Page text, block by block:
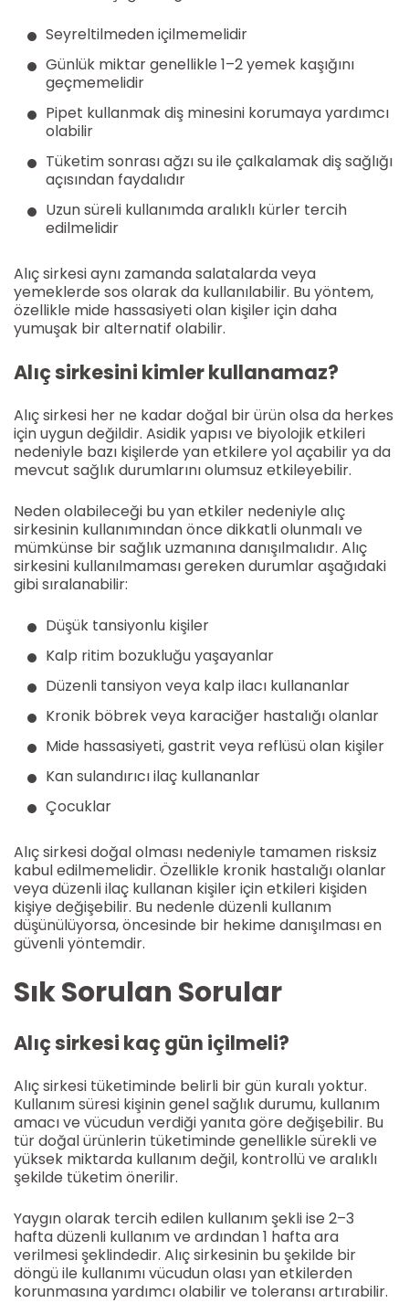
Seyreltilmeden içilmemelidir
Günlük miktar genellikle 1–2 yemek kaşığını
geçmemelidir
Pipet kullanmak diş minesini korumaya yardımcı
olabilir
Tüketim sonrası ağzı su ile çalkalamak diş sağlığı
açısından faydalıdır
Uzun süreli kullanımda aralıklı kürler tercih
edilmelidir
Alıç sirkesi aynı zamanda salatalarda veya
yemeklerde sos olarak da kullanılabilir. Bu yöntem,
özellikle mide hassasiyeti olan kişiler için daha
yumuşak bir alternatif olabilir.
Alıç sirkesini kimler kullanamaz?
Alıç sirkesi her ne kadar doğal bir ürün olsa da herkes
için uygun değildir. Asidik yapısı ve biyolojik etkileri
nedeniyle bazı kişilerde yan etkilere yol açabilir ya da
mevcut sağlık durumlarını olumsuz etkileyebilir.
Neden olabileceği bu yan etkiler nedeniyle alıç
sirkesinin kullanımından önce dikkatli olunmalı ve
mümkünse bir sağlık uzmanına danışılmalıdır. Alıç
sirkesini kullanılmaması gereken durumlar aşağıdaki
gibi sıralanabilir:
Düşük tansiyonlu kişiler
Kalp ritim bozukluğu yaşayanlar
Düzenli tansiyon veya kalp ilacı kullananlar
Kronik böbrek veya karaciğer hastalığı olanlar
Mide hassasiyeti, gastrit veya reflüsü olan kişiler
Kan sulandırıcı ilaç kullananlar
Çocuklar
Alıç sirkesi doğal olması nedeniyle tamamen risksiz
kabul edilmemelidir. Özellikle kronik hastalığı olanlar
veya düzenli ilaç kullanan kişiler için etkileri kişiden
kişiye değişebilir. Bu nedenle düzenli kullanım
düşünülüyorsa, öncesinde bir hekime danışılması en
güvenli yöntemdir.
Sık Sorulan Sorular
Alıç sirkesi kaç gün içilmeli?
Alıç sirkesi tüketiminde belirli bir gün kuralı yoktur.
Kullanım süresi kişinin genel sağlık durumu, kullanım
amacı ve vücudun verdiği yanıta göre değişebilir. Bu
tür doğal ürünlerin tüketiminde genellikle sürekli ve
yüksek miktarda kullanım değil, kontrollü ve aralıklı
şekilde tüketim önerilir.
Yaygın olarak tercih edilen kullanım şekli ise 2–3
hafta düzenli kullanım ve ardından 1 hafta ara
verilmesi şeklindedir. Alıç sirkesinin bu şekilde bir
döngü ile kullanımı vücudun olası yan etkilerden
korunmasına yardımcı olabilir ve toleransı artırabilir.